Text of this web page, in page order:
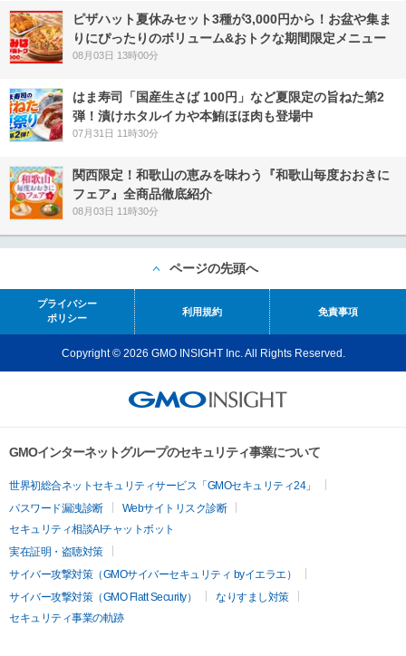
ピザハット夏休みセット3種が3,000円から！お盆や集ま
りにぴったりのボリューム&おトクな期間限定メニュー
08月03日 13時00分
はま寿司「国産生さば 100円」など夏限定の旨ねた第2
弾！漬けホタルイカや本鮪ほほ肉も登場中
07月31日 11時30分
関西限定！和歌山の恵みを味わう『和歌山毎度おおきに
フェア』全商品徹底紹介
08月03日 11時30分
ページの先頭へ
プライバシー
ポリシー
利用規約 免責事項
Copyright © 2026 GMO INSIGHT Inc. All Rights Reserved.
GMOインターネットグループのセキュリティ事業について
世界初総合ネットセキュリティサービス「GMOセキュリティ24」
パスワード漏洩診断
Webサイトリスク診断
セキュリティ相談AIチャットボット
実在証明・盗聴対策
サイバー攻撃対策（GMOサイバーセキュリティ byイエラエ）
サイバー攻撃対策（GMO Flatt Security）
なりすまし対策
セキュリティ事業の軌跡